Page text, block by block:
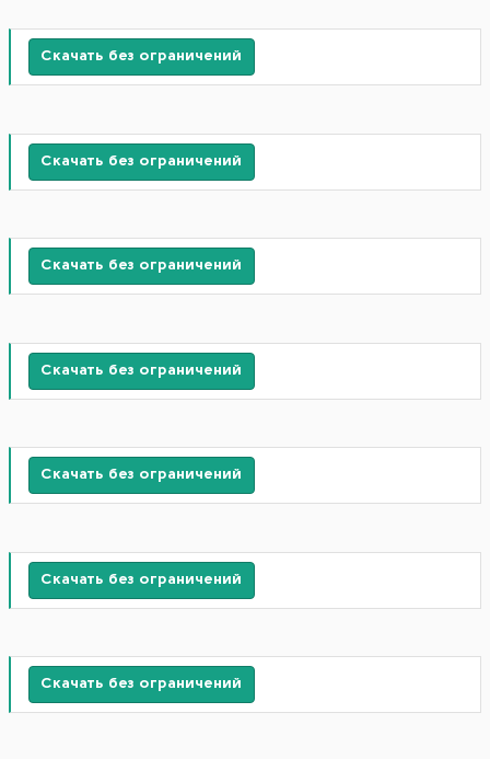
Скачать без ограничений
Скачать без ограничений
Скачать без ограничений
Скачать без ограничений
Скачать без ограничений
Скачать без ограничений
Скачать без ограничений